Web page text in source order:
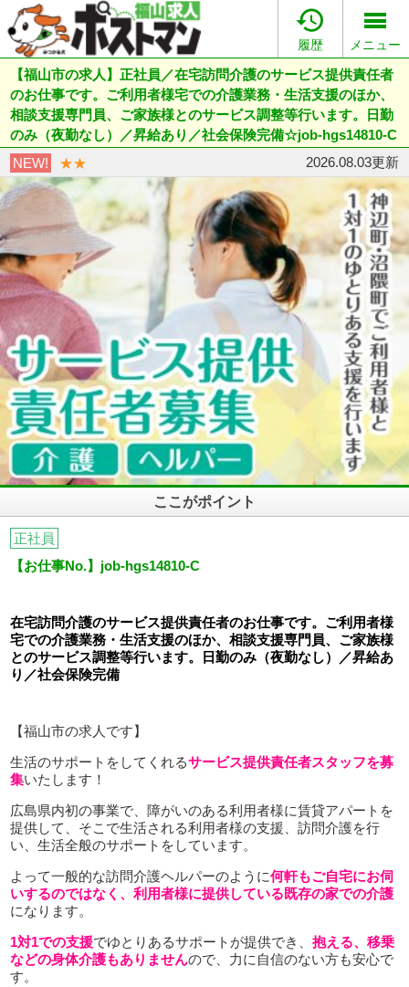

履歴 メニュー
【福山市の求人】正社員／在宅訪問介護のサービス提供責任者
のお仕事です。ご利用者様宅での介護業務・生活支援のほか、
相談支援専門員、ご家族様とのサービス調整等行います。日勤
のみ（夜勤なし）／昇給あり／社会保険完備☆job-hgs14810-C
NEW!
★★ 2026.08.03更新
ここがポイント
正社員
【お仕事No.】job-hgs14810-C
在宅訪問介護のサービス提供責任者のお仕事です。ご利用者様
宅での介護業務・生活支援のほか、相談支援専門員、ご家族様
とのサービス調整等行います。日勤のみ（夜勤なし）／昇給あ
り／社会保険完備
【福山市の求人です】
生活のサポートをしてくれるサービス提供責任者スタッフを募
集いたします！
広島県内初の事業で、障がいのある利用者様に賃貸アパートを
提供して、そこで生活される利用者様の支援、訪問介護を行
い、生活全般のサポートをしています。
よって一般的な訪問介護ヘルパーのように何軒もご自宅にお伺
いするのではなく、利用者様に提供している既存の家での介護
になります。
1対1での支援でゆとりあるサポートが提供でき、抱える、移乗
などの身体介護もありませんので、力に自信のない方も安心で
す。